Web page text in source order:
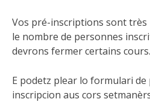
Vos pré-inscriptions sont
le nombre de personnes
devrons fermer certains cours.
E podetz plear lo formulari de
inscripcion aus cors